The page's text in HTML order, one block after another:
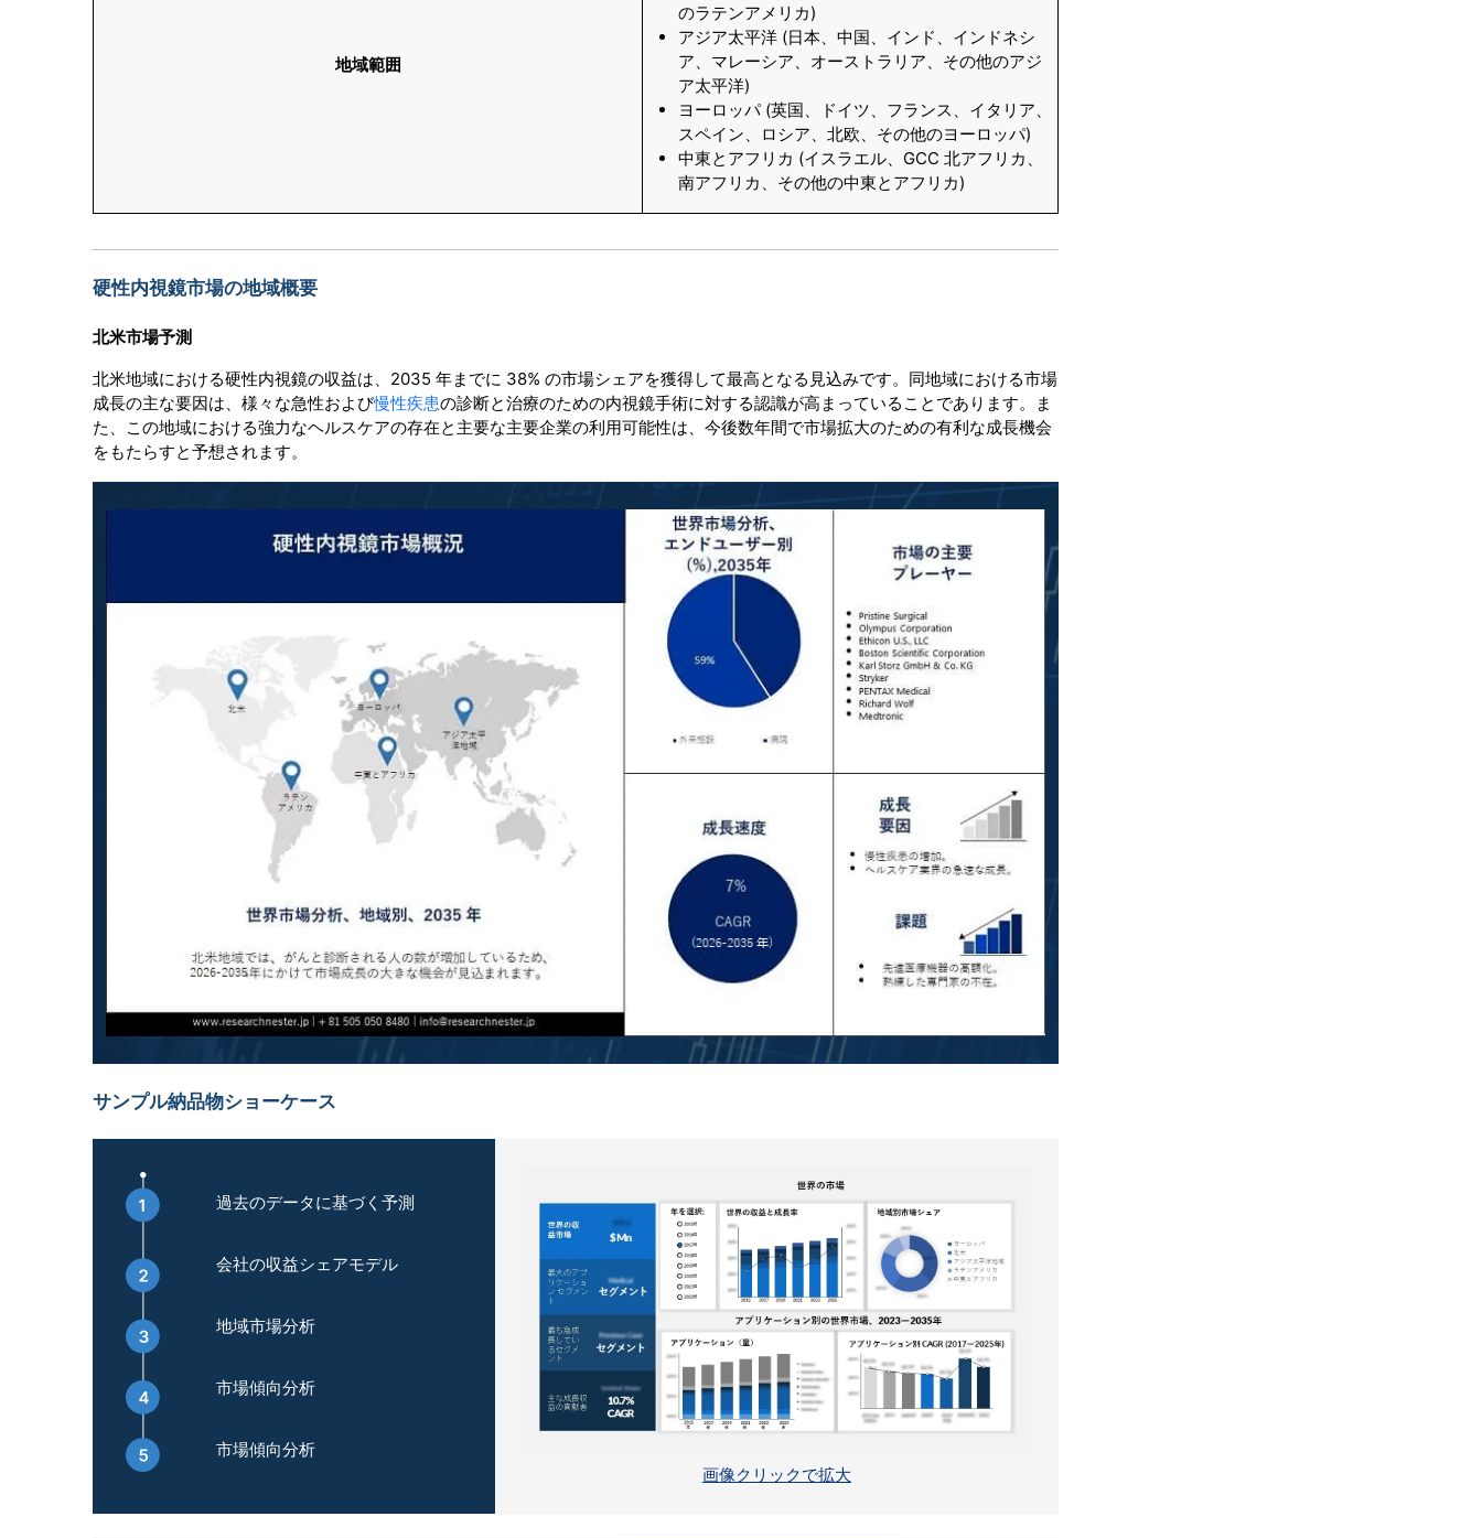
地域範囲
のラテンアメリカ)
アジア太平洋 (日本、中国、インド、インドネシ
ア、マレーシア、オーストラリア、その他のアジ
ア太平洋)
ヨーロッパ (英国、ドイツ、フランス、イタリア、
スペイン、ロシア、北欧、その他のヨーロッパ)
中東とアフリカ (イスラエル、GCC 北アフリカ、
南アフリカ、その他の中東とアフリカ)
硬性内視鏡市場の地域概要
北米市場予測
北米地域における硬性内視鏡の収益は、2035 年までに 38% の市場シェアを獲得して最高となる見込みです。同地域における市場
成長の主な要因は、様々な急性および慢性疾患の診断と治療のための内視鏡手術に対する認識が高まっていることであります。ま
た、この地域における強力なヘルスケアの存在と主要な主要企業の利用可能性は、今後数年間で市場拡大のための有利な成長機会
をもたらすと予想されます。
サンプル納品物ショーケース
過去のデータに基づく予測
会社の収益シェアモデル
地域市場分析
市場傾向分析
市場傾向分析
画像クリックで拡大